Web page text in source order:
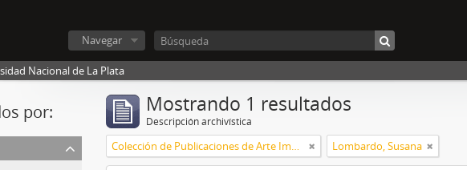
Navegar
Nacional de La Plata
por:
Mostrando 1 resultados
Descripción archivística
Colección de Publicaciones de Arte Impreso Lombardo, Susana